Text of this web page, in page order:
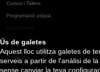
Ús de galetes
Aquest lloc utilitza galetes de
serveis a partir de l'anàlisi de
sense canviar la teva
Cursos i Tallers
Programació pròpia
Agenda